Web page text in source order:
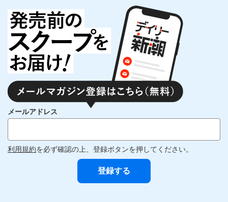
メールアドレス
利用規約を必ず確認の上、登録ボタンを押してください。